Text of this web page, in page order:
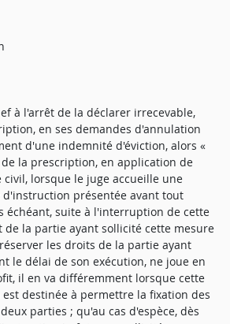
à l'arrêt de la déclarer irrecevable,
en ses demandes d'annulation
d'une indemnité d'éviction, alors «
la prescription, en application de
civil, lorsque le juge accueille une
présentée avant tout
échéant, suite à l'interruption de cette
la partie ayant sollicité cette mesure
les droits de la partie ayant
le délai de son exécution, ne joue en
il en va différemment lorsque cette
destinée à permettre la fixation des
parties ; qu'au cas d'espèce, dès